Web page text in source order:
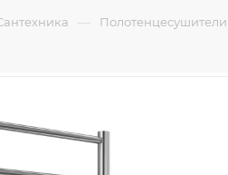
— Полотенцесушители